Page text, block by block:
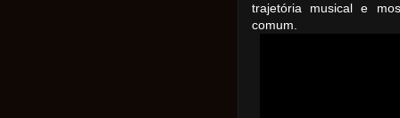
trajetória musical e
comum.